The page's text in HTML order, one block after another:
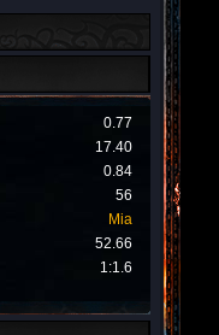
0.77
17.40
0.84
56
Mia
52.66
1:1.6